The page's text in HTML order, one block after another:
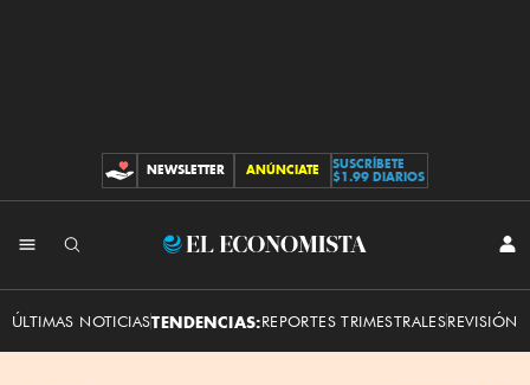
CONTRIBUCIONES
NEWSLETTER ANÚNCIATE
SUSCRÍBETE
$1.99 DIARIOS
El
ÚLTIMAS NOTICIASTENDENCIAS:REPORTES TRIMESTRALESREVISIÓN